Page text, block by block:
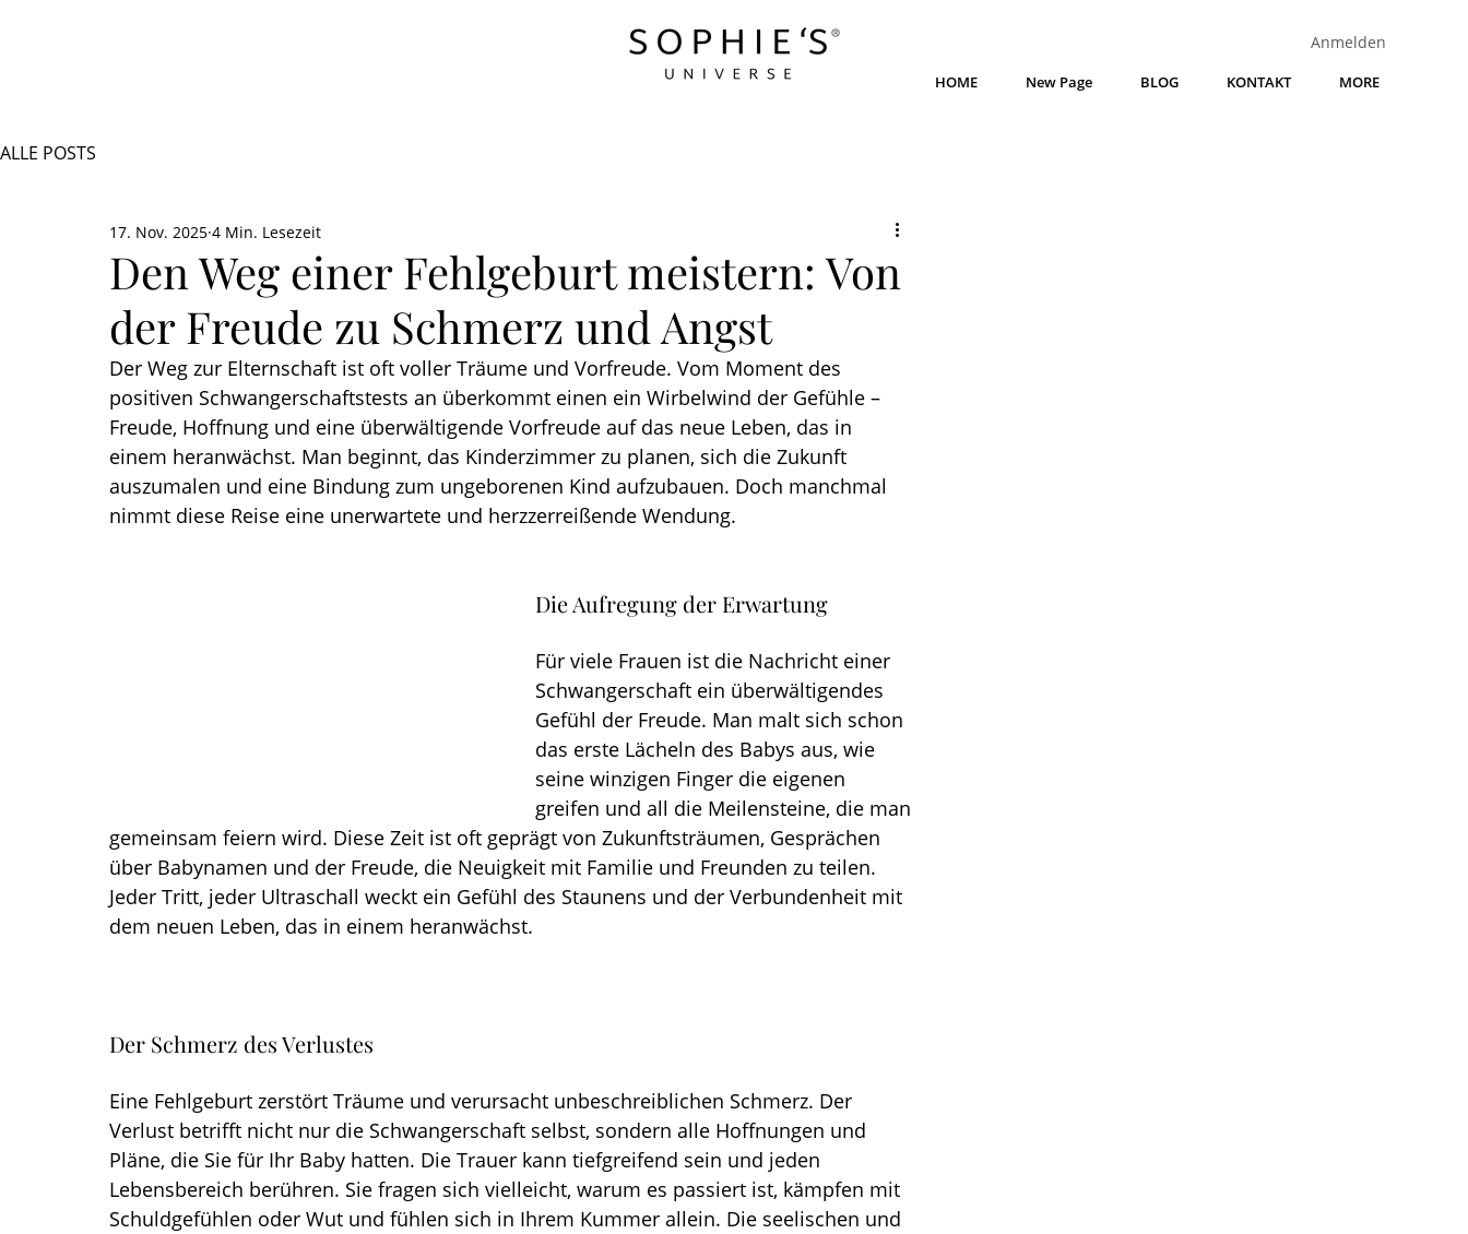
HOME New Page BLOG KONTAKT MORE
Anmelden
ALLE POSTS
Den Weg einer Fehlgeburt meistern: Von
der Freude zu Schmerz und Angst
17. Nov. 2025 4 Min. Lesezeit
Der Weg zur Elternschaft ist oft voller Träume und Vorfreude. Vom Moment des
positiven Schwangerschaftstests an überkommt einen ein Wirbelwind der Gefühle –
Freude, Hoffnung und eine überwältigende Vorfreude auf das neue Leben, das in
einem heranwächst. Man beginnt, das Kinderzimmer zu planen, sich die Zukunft
auszumalen und eine Bindung zum ungeborenen Kind aufzubauen. Doch manchmal
nimmt diese Reise eine unerwartete und herzzerreißende Wendung.
Die Aufregung der Erwartung
Für viele Frauen ist die Nachricht einer
Schwangerschaft ein überwältigendes
Gefühl der Freude. Man malt sich schon
das erste Lächeln des Babys aus, wie
seine winzigen Finger die eigenen
greifen und all die Meilensteine, die man
gemeinsam feiern wird. Diese Zeit ist oft geprägt von Zukunftsträumen, Gesprächen
über Babynamen und der Freude, die Neuigkeit mit Familie und Freunden zu teilen.
Jeder Tritt, jeder Ultraschall weckt ein Gefühl des Staunens und der Verbundenheit mit
dem neuen Leben, das in einem heranwächst.
Der Schmerz des Verlustes
Eine Fehlgeburt zerstört Träume und verursacht unbeschreiblichen Schmerz. Der
Verlust betrifft nicht nur die Schwangerschaft selbst, sondern alle Hoffnungen und
Pläne, die Sie für Ihr Baby hatten. Die Trauer kann tiefgreifend sein und jeden
Lebensbereich berühren. Sie fragen sich vielleicht, warum es passiert ist, kämpfen mit
Schuldgefühlen oder Wut und fühlen sich in Ihrem Kummer allein. Die seelischen und